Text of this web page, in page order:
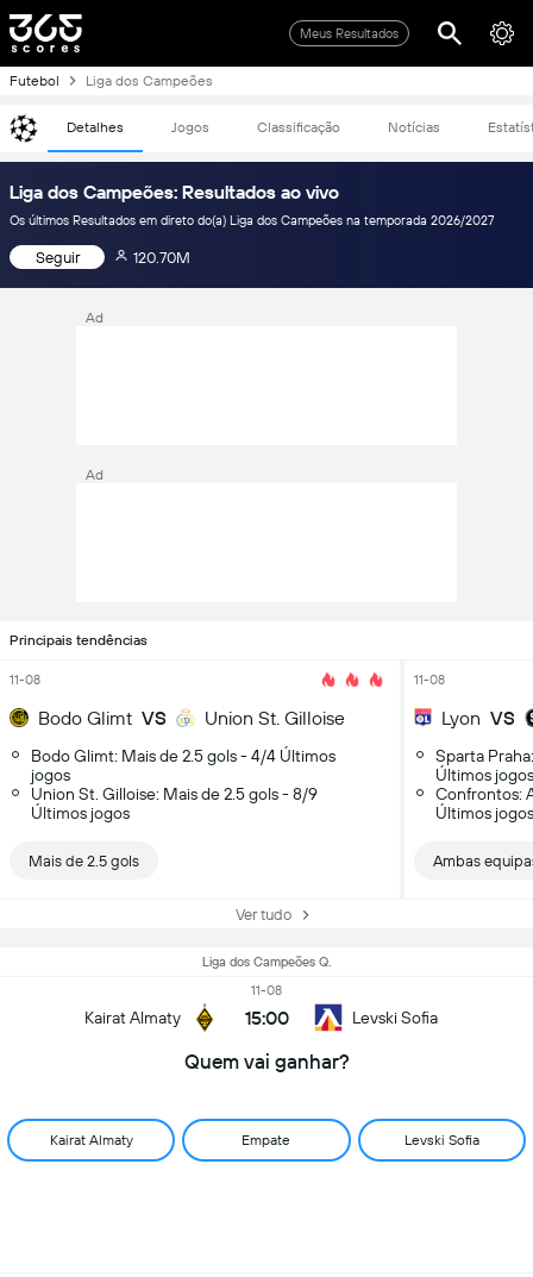
Meus Resultados
Futebol Liga dos Campeões
Detalhes Jogos Classificação Notícias
Liga dos Campeões: Resultados ao vivo
Os últimos Resultados em direto do(a) Liga dos Campeões na temporada 2026/2027
Seguir 120.70M
Ad
Ad
Principais tendências
11-08
Bodo Glimt VS Union St. Gilloise
Bodo Glimt: Mais de 2.5 gols - 4/4 Últimos
jogos
Union St. Gilloise: Mais de 2.5 gols - 8/9
Últimos jogos
Mais de 2.5 gols
11-08
Lyon VS
Sparta
Últimos jogos
Confrontos:
Últimos jogos
Ambas
Ver tudo
Liga dos Campeões Q.
Kairat Almaty
11-08
15:00 Levski Sofia
Quem vai ganhar?
Kairat Almaty Empate Levski Sofia